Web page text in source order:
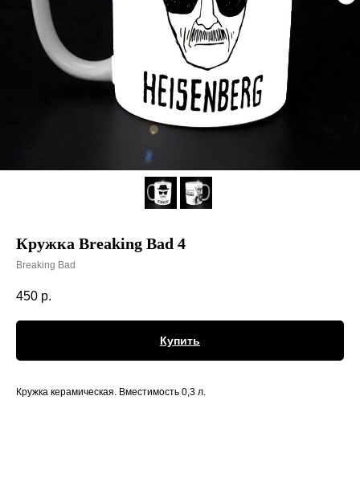
Кружка Breaking Bad 4
Breaking Bad
450 р.
Купить
Кружка керамическая. Вместимость 0,3 л.